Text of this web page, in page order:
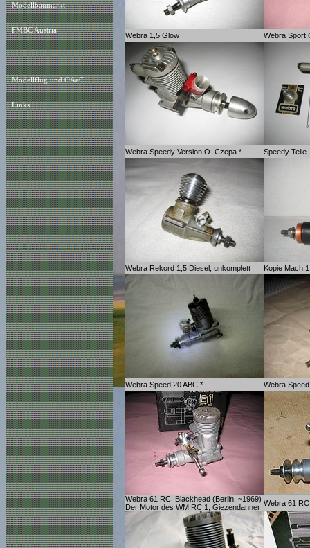
Modellbaumarkt
FMBC Austria
Modellflug und ÖAeC
Links
Webra 1,5 Glow Webra Sport
Webra Speedy Version O. Czepa * Speedy Teile
Webra Rekord 1,5 Diesel, unkomplett Kopie Mach
Webra Speed 20 ABC * Webra
Webra 61 RC Blackhead (Berlin, ~1969)
Der Motor des WM RC 1, Giezendanner Webra 61